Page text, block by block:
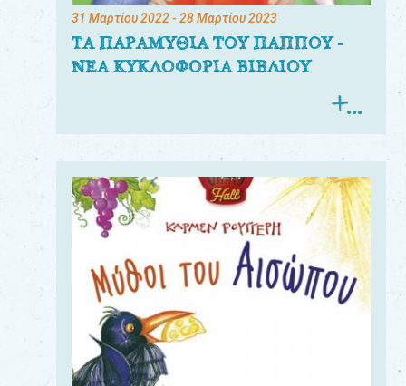
31 Μαρτίου 2022- 28 Μαρτίου 2023
ΤΑ ΠΑΡΑΜΥΘΙΑ ΤΟΥ ΠΑΠΠΟΥ -
ΝΕΑ ΚΥΚΛΟΦΟΡΙΑ ΒΙΒΛΙΟΥ